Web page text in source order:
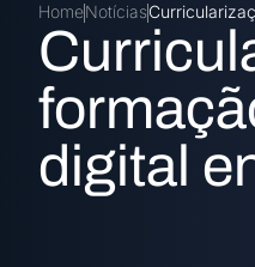
HomeNotícias
digital